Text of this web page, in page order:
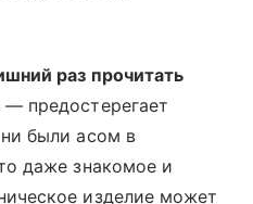
раз прочитать
— предостерегает
были асом в
даже знакомое и
изделие может